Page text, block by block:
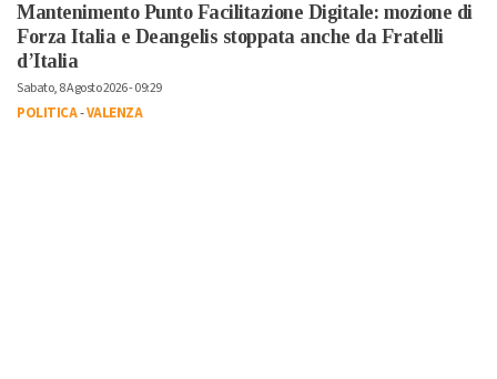
Mantenimento Punto Facilitazione Digitale: mozione di
Forza Italia e Deangelis stoppata anche da Fratelli
d’Italia
Sabato, 8 Agosto 2026 - 09:29
POLITICA-VALENZA